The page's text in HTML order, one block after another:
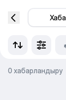
0 хабарландыру